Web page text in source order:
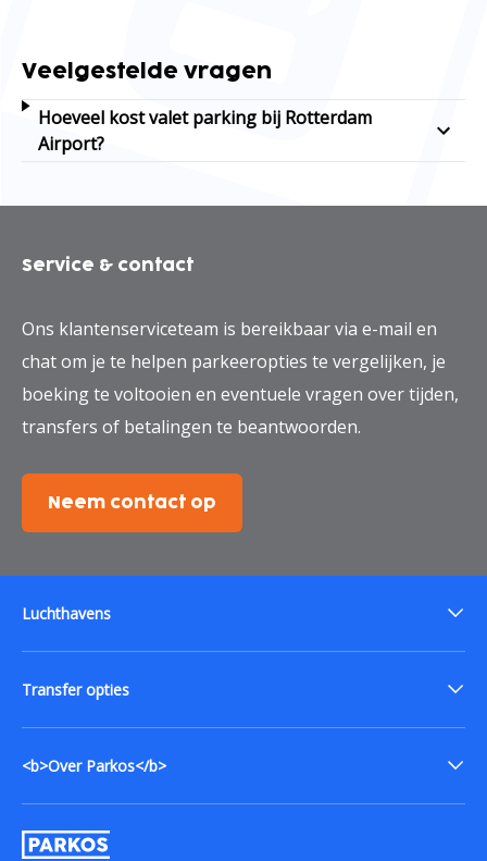
Veelgestelde vragen
Hoeveel kost valet parking bij Rotterdam
Airport?
Service & contact
Ons klantenserviceteam is bereikbaar via e-mail en
chat om je te helpen parkeeropties te vergelijken, je
boeking te voltooien en eventuele vragen over tijden,
transfers of betalingen te beantwoorden.
Neem contact op
Luchthavens
Transfer opties
<b>Over Parkos</b>